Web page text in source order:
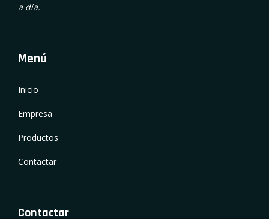
a día.
Menú
Inicio
Empresa
Productos
Contactar
Contactar